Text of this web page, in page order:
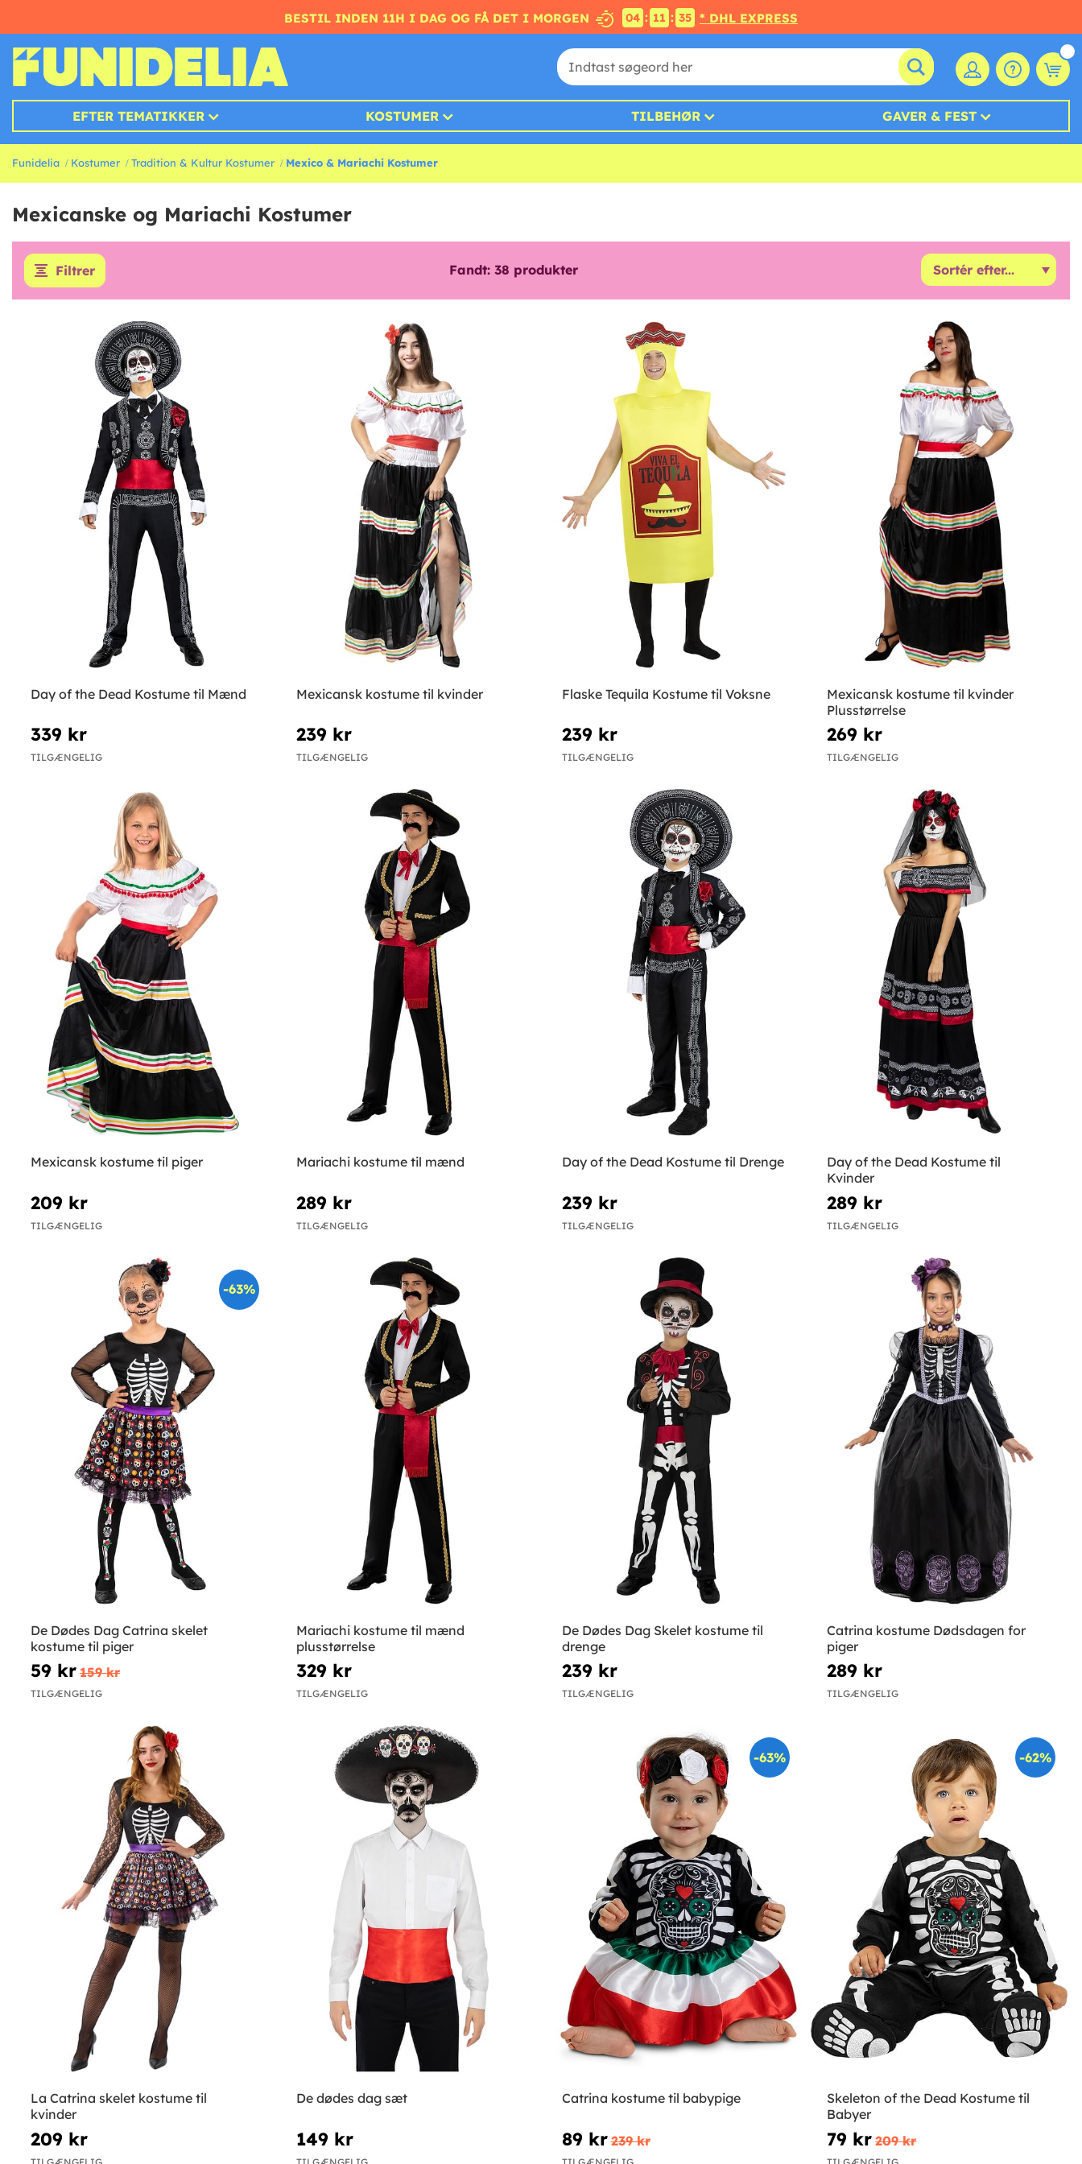
BESTIL INDEN 11H I DAG OG FÅ DET I MORGEN 04 : 11 : 33 * DHL EXPRESS
EFTER TEMATIKKER KOSTUMER TILBEHØR GAVER & FEST
Funidelia Kostumer Tradition & Kultur Kostumer Mexico & Mariachi Kostumer
Mexicanske og Mariachi Kostumer
Filtrer Fandt: 38 produkter
Day of the Dead Kostume til Mænd
339 kr
TILGÆNGELIG
Mexicansk kostume til kvinder
239 kr
TILGÆNGELIG
Flaske Tequila Kostume til Voksne
239 kr
TILGÆNGELIG
Mexicansk kostume til kvinder
Plusstørrelse
269 kr
TILGÆNGELIG
Mexicansk kostume til piger
209 kr
TILGÆNGELIG
Mariachi kostume til mænd
289 kr
TILGÆNGELIG
Day of the Dead Kostume til Drenge
239 kr
TILGÆNGELIG
Day of the Dead Kostume til
Kvinder
289 kr
TILGÆNGELIG
-63%
De Dødes Dag Catrina skelet
kostume til piger
59 kr 159 kr
TILGÆNGELIG
Mariachi kostume til mænd
plusstørrelse
329 kr
TILGÆNGELIG
De Dødes Dag Skelet kostume til
drenge
239 kr
TILGÆNGELIG
Catrina kostume Dødsdagen for
piger
289 kr
TILGÆNGELIG
La Catrina skelet kostume til
kvinder
209 kr
De dødes dag sæt
149 kr
-63%
Catrina kostume til babypige
89 kr 239 kr
-62%
Skeleton of the Dead Kostume til
Babyer
79 kr 209 kr